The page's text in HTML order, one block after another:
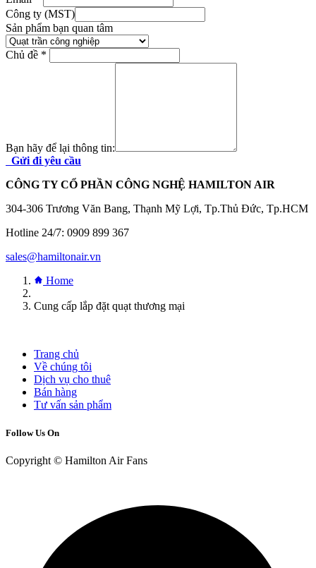
Công ty (MST)
Sản phẩm bạn quan tâm
Chủ đề *
Bạn hãy để lại thông tin:
Gửi đi yêu cầu
CÔNG TY CỔ PHẦN CÔNG NGHỆ HAMILTON AIR
304-306 Trương Văn Bang, Thạnh Mỹ Lợi, Tp.Thủ Đức, Tp.HCM
Hotline 24/7: 0909 899 367
sales@hamiltonair.vn
Home
Cung cấp lắp đặt quạt thương mại
Trang chủ
Về chúng tôi
Dịch vụ cho thuê
Bán hàng
Tư vấn sản phẩm
Follow Us On
Copyright © Hamilton Air Fans